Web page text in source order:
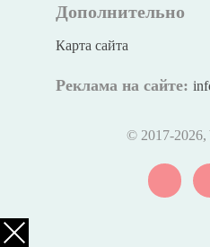
Дополнительно
Карта сайта
Реклама на сайте:
© 2017-2026,